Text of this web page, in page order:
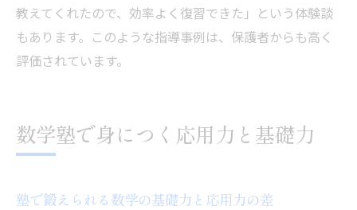
教えてくれたので、効率よく復習できた」という体験談
もあります。このような指導事例は、保護者からも高く
評価されています。
数学塾で身につく応用力と基礎力
塾で鍛えられる数学の基礎力と応用力の差